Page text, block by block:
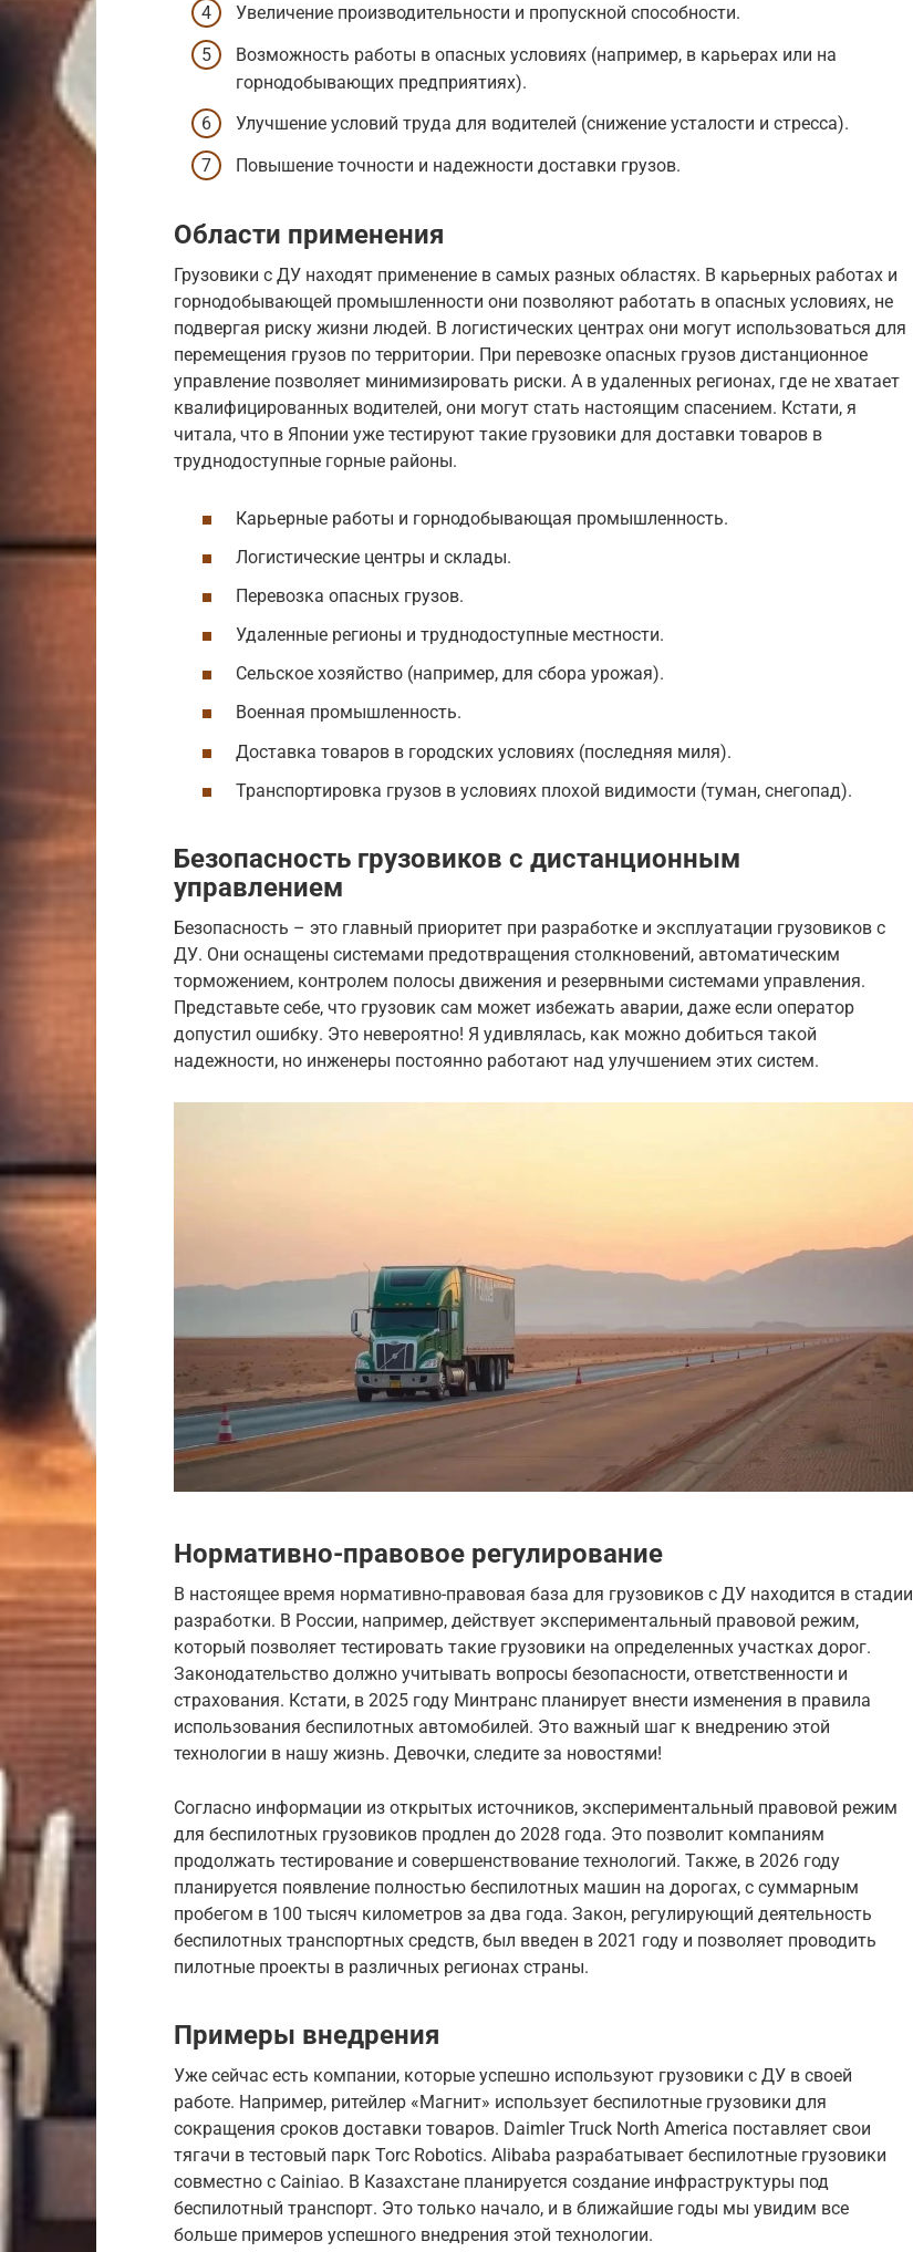
Увеличение производительности и пропускной способности.
Возможность работы в опасных условиях (например, в карьерах или на
горнодобывающих предприятиях).
Улучшение условий труда для водителей (снижение усталости и стресса).
Повышение точности и надежности доставки грузов.
Области применения
Грузовики с ДУ находят применение в самых разных областях. В карьерных работах и
горнодобывающей промышленности они позволяют работать в опасных условиях, не
подвергая риску жизни людей. В логистических центрах они могут использоваться для
перемещения грузов по территории. При перевозке опасных грузов дистанционное
управление позволяет минимизировать риски. А в удаленных регионах, где не хватает
квалифицированных водителей, они могут стать настоящим спасением. Кстати, я
читала, что в Японии уже тестируют такие грузовики для доставки товаров в
труднодоступные горные районы.
Карьерные работы и горнодобывающая промышленность.
Логистические центры и склады.
Перевозка опасных грузов.
Удаленные регионы и труднодоступные местности.
Сельское хозяйство (например, для сбора урожая).
Военная промышленность.
Доставка товаров в городских условиях (последняя миля).
Транспортировка грузов в условиях плохой видимости (туман, снегопад).
Безопасность грузовиков с дистанционным
управлением
Безопасность – это главный приоритет при разработке и эксплуатации грузовиков с
ДУ. Они оснащены системами предотвращения столкновений, автоматическим
торможением, контролем полосы движения и резервными системами управления.
Представьте себе, что грузовик сам может избежать аварии, даже если оператор
допустил ошибку. Это невероятно! Я удивлялась, как можно добиться такой
надежности, но инженеры постоянно работают над улучшением этих систем.
Нормативно-правовое регулирование
В настоящее время нормативно-правовая база для грузовиков с ДУ находится в стадии
разработки. В России, например, действует экспериментальный правовой режим,
который позволяет тестировать такие грузовики на определенных участках дорог.
Законодательство должно учитывать вопросы безопасности, ответственности и
страхования. Кстати, в 2025 году Минтранс планирует внести изменения в правила
использования беспилотных автомобилей. Это важный шаг к внедрению этой
технологии в нашу жизнь. Девочки, следите за новостями!
Согласно информации из открытых источников, экспериментальный правовой режим
для беспилотных грузовиков продлен до 2028 года. Это позволит компаниям
продолжать тестирование и совершенствование технологий. Также, в 2026 году
планируется появление полностью беспилотных машин на дорогах, с суммарным
пробегом в 100 тысяч километров за два года. Закон, регулирующий деятельность
беспилотных транспортных средств, был введен в 2021 году и позволяет проводить
пилотные проекты в различных регионах страны.
Примеры внедрения
Уже сейчас есть компании, которые успешно используют грузовики с ДУ в своей
работе. Например, ритейлер «Магнит» использует беспилотные грузовики для
сокращения сроков доставки товаров. Daimler Truck North America поставляет свои
тягачи в тестовый парк Torc Robotics. Alibaba разрабатывает беспилотные грузовики
совместно с Cainiao. В Казахстане планируется создание инфраструктуры под
беспилотный транспорт. Это только начало, и в ближайшие годы мы увидим все
больше примеров успешного внедрения этой технологии.